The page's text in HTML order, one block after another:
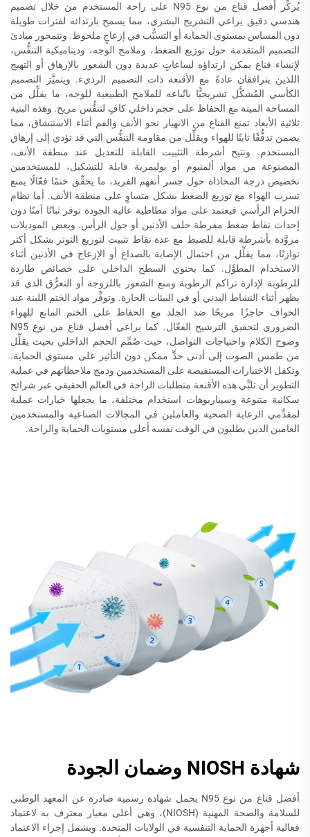
يُركِّز أفضل قناع من نوع N95 على راحة المستخدم من خلال تصميم
هندسي دقيق يراعي التشريح البشري، مما يسمح بارتدائه لفترات طويلة
دون المساس بمستوى الحماية أو التسبُّب في إزعاجٍ ملحوظ. وتتمحور مبادئ
التصميم المتقدمة حول توزيع الضغط، وملامح الوجه، وديناميكية التنفُّس،
لإنشاء قناع يمكن ارتداؤه لساعاتٍ عديدة دون الشعور بالإرهاق أو التهيج
اللذين يترافقان عادةً مع الأقنعة ذات التصميم الرديء. ويتميَّز التصميم
الكأسي المُشكَّل تشريحيًّا باتّباعه للملامح الطبيعية للوجه، ما يقلِّل من
المساحة الميتة مع الحفاظ على حجم داخلي كافٍ لتنفُّس مريح. وهذه البنية
ثلاثية الأبعاد تمنع القناع من الانهيار نحو الأنف والفم أثناء الاستنشاق، مما
يضمن تدفُّقًا ثابتًا للهواء ويقلِّل من مقاومة التنفُّس التي قد تؤدي إلى إرهاق
المستخدم. وتتيح أشرطة التثبيت القابلة للتعديل عند منطقة الأنف،
المصنوعة من مواد ألمنيوم أو بوليمرية قابلة للتشكيل، للمستخدمين
تخصيص درجة المحاذاة حول جسر أنفهم الفريد، ما يحقِّق ختمًا فعّالًا يمنع
تسرب الهواء مع توزيع الضغط بشكل متساوٍ على منطقة الأنف. أما نظام
الحزام الرأسي فيعتمد على مواد مطاطية عالية الجودة توفر ثباتًا آمنًا دون
إحداث نقاط ضغط مفرطة خلف الأذنين أو حول الرأس. وبعض الموديلات
مزوَّدة بأشرطة قابلة للضبط مع عدة نقاط تثبيت لتوزيع التوتر بشكل أكثر
توازنًا، مما يقلِّل من احتمال الإصابة بالصداع أو الإزعاج في الأذنين أثناء
الاستخدام المطوَّل. كما يحتوي السطح الداخلي على خصائص طاردة
للرطوبة لإدارة تراكم الرطوبة ومنع الشعور باللزوجة أو التعرُّق الذي قد
يظهر أثناء النشاط البدني أو في البيئات الحارة. وتوفِّر مواد الختم اللينة عند
الحواف حاجزًا مريحًا ضد الجلد مع الحفاظ على الختم المانع للهواء
الضروري لتحقيق الترشيح الفعّال. كما يراعي أفضل قناع من نوع N95
وضوح الكلام واحتياجات التواصل، حيث صُمِّم الحجم الداخلي بحيث يقلِّل
من طمس الصوت إلى أدنى حدٍّ ممكن دون التأثير على مستوى الحماية.
وتكفل الاختبارات المستفيضة على المستخدمين ودمج ملاحظاتهم في عملية
التطوير أن تلبِّي هذه الأقنعة متطلبات الراحة في العالم الحقيقي عبر شرائح
سكانية متنوعة وسيناريوهات استخدام مختلفة، ما يجعلها خيارات عملية
لمقدِّمي الرعاية الصحية والعاملين في المجالات الصناعية والمستخدمين
العامين الذين يطلبون في الوقت نفسه أعلى مستويات الحماية والراحة.
شهادة NIOSH وضمان الجودة
أفضل قناع من نوع N95 يحمل شهادة رسمية صادرة عن المعهد الوطني
للسلامة والصحة المهنية (NIOSH)، وهي أعلى معيار معترف به لاعتماد
فعالية أجهزة الحماية التنفسية في الولايات المتحدة. ويشمل إجراء الاعتماد